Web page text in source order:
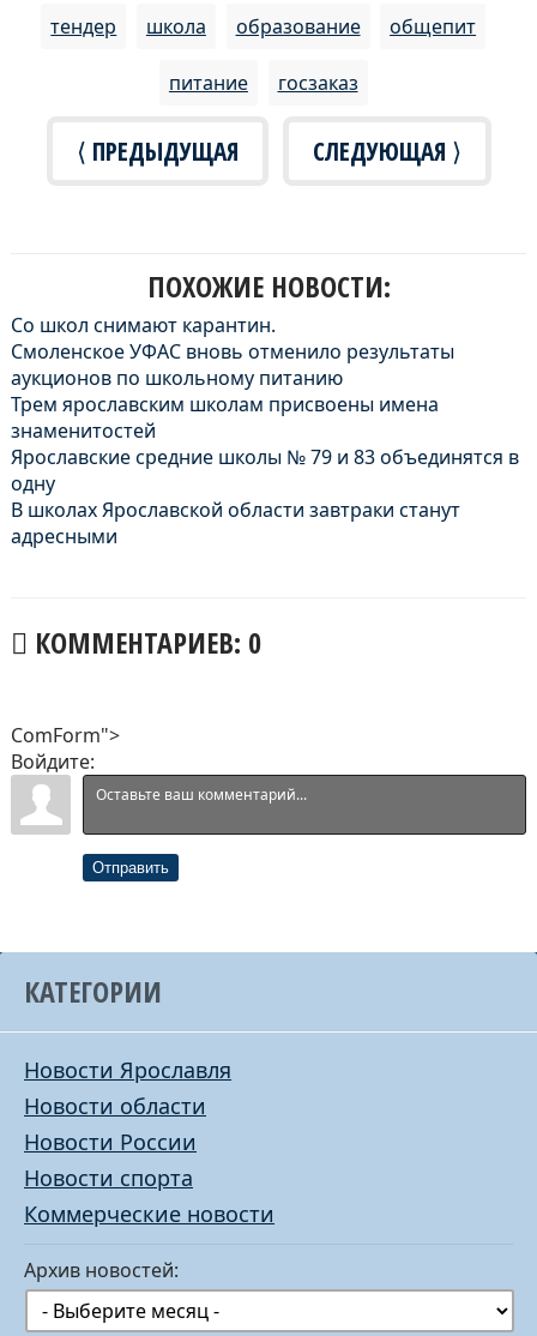
тендер
школа образование общепит
питание госзаказ
⟨ ПРЕДЫДУЩАЯ СЛЕДУЮЩАЯ ⟩
ПОХОЖИЕ НОВОСТИ:
Со школ снимают карантин.
Смоленское УФАС вновь отменило результаты
аукционов по школьному питанию
Трем ярославским школам присвоены имена
знаменитостей
Ярославские средние школы № 79 и 83 объединятся в
одну
В школах Ярославской области завтраки станут
адресными
КОММЕНТАРИЕВ: 0
ComForm">
Войдите:
Отправить
КАТЕГОРИИ
Новости Ярославля
Новости области
Новости России
Новости спорта
Коммерческие новости
Архив новостей: